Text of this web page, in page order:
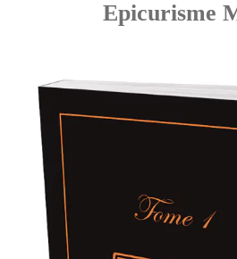
Epicurisme